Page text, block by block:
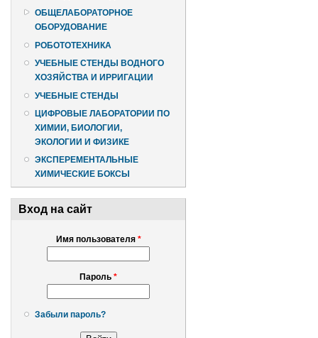
ОБЩЕЛАБОРАТОРНОЕ
ОБОРУДОВАНИЕ
РОБОТОТЕХНИКА
УЧЕБНЫЕ СТЕНДЫ ВОДНОГО
ХОЗЯЙСТВА И ИРРИГАЦИИ
УЧЕБНЫЕ СТЕНДЫ
ЦИФРОВЫЕ ЛАБОРАТОРИИ ПО
ХИМИИ, БИОЛОГИИ,
ЭКОЛОГИИ И ФИЗИКЕ
ЭКСПЕРЕМЕНТАЛЬНЫЕ
ХИМИЧЕСКИЕ БОКСЫ
Вход на сайт
Имя пользователя *
Пароль *
Забыли пароль?